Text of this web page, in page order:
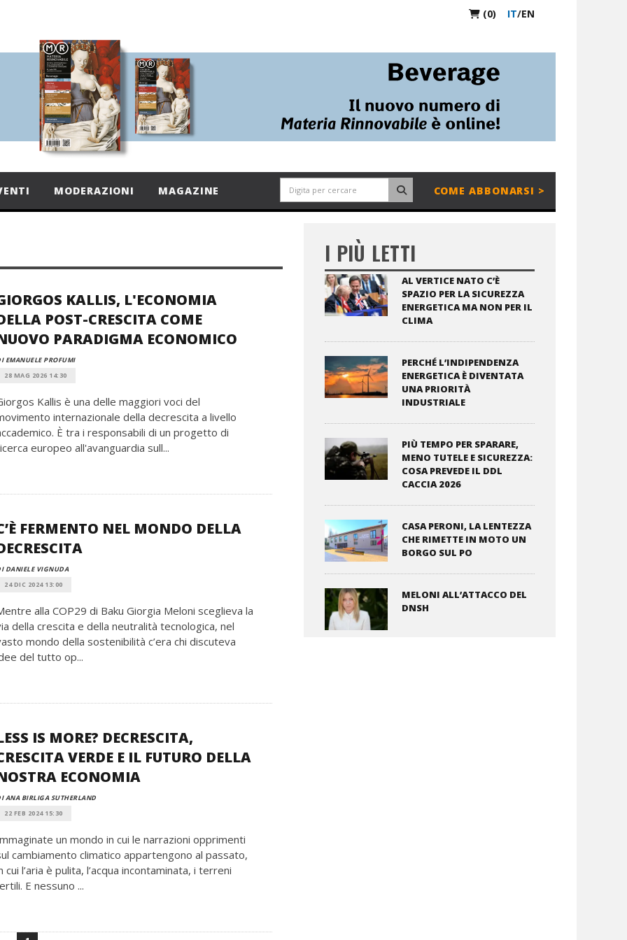
(0) IT/EN
MODERAZIONI MAGAZINE COME ABBONARSI >
KALLIS, L'ECONOMIA
POST-CRESCITA COME
PARADIGMA ECONOMICO
EMANUELE PROFUMI
28 MAG 2026 14:30
Kallis è una delle maggiori voci del
internazionale della decrescita a livello
È tra i responsabili di un progetto di
europeo all'avanguardia sull...
FERMENTO NEL MONDO DELLA
DANIELE VIGNUDA
24 DIC 2024 13:00
alla COP29 di Baku Giorgia Meloni sceglieva la
della crescita e della neutralità tecnologica, nel
mondo della sostenibilità c’era chi discuteva
del tutto op...
IS MORE? DECRESCITA,
VERDE E IL FUTURO DELLA
ECONOMIA
ANA BIRLIGA SUTHERLAND
22 FEB 2024 15:30
un mondo in cui le narrazioni opprimenti
cambiamento climatico appartengono al passato,
cui l’aria è pulita, l’acqua incontaminata, i terreni
E nessuno ...
I PIÙ LETTI
AL VERTICE NATO C’È
SPAZIO PER LA SICUREZZA
ENERGETICA MA NON PER IL
CLIMA
PERCHÉ L’INDIPENDENZA
ENERGETICA È DIVENTATA
UNA PRIORITÀ
INDUSTRIALE
PIÙ TEMPO PER SPARARE,
MENO TUTELE E SICUREZZA:
COSA PREVEDE IL DDL
CACCIA 2026
CASA PERONI, LA LENTEZZA
CHE RIMETTE IN MOTO UN
BORGO SUL PO
MELONI ALL’ATTACCO DEL
DNSH